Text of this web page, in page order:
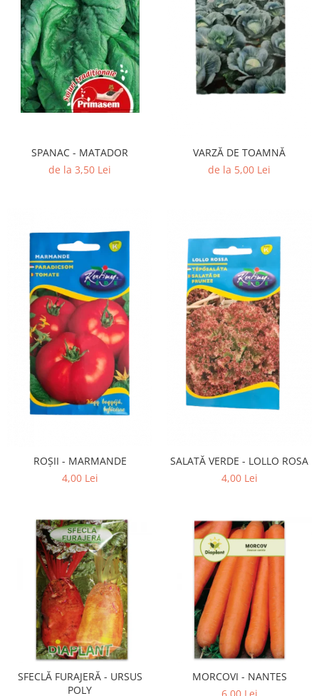
SPANAC - MATADOR
de la 3,50 Lei
VARZĂ DE TOAMNĂ
de la 5,00 Lei
ROȘII - MARMANDE
4,00 Lei
SALATĂ VERDE - LOLLO ROSA
4,00 Lei
SFECLĂ FURAJERĂ - URSUS
POLY
MORCOVI - NANTES